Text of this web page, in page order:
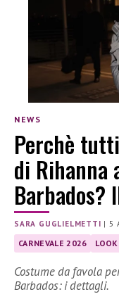
NEWS
Perchè
di Rihanna
Barbados?
SARA GUGLIELMETTI |5
CARNEVALE 2026 LOOK
Costume da favola
Barbados: i dettagli.